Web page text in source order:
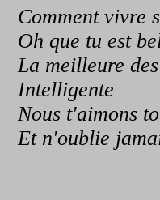
Comment vivre
Oh que tu est
La meilleure
Intelligente
Nous t'aimons
Et n'oublie